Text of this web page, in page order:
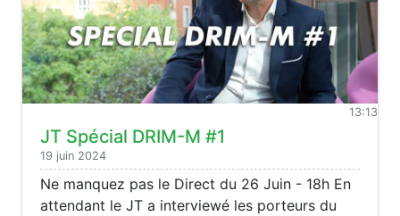
13:13
JT Spécial DRIM-M #1
19 juin 2024
Ne manquez pas le Direct du 26 Juin - 18h En
attendant le JT a interviewé les porteurs du